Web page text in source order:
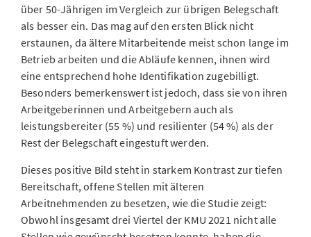
über 50-Jährigen im Vergleich zur übrigen Belegschaft
als besser ein. Das mag auf den ersten Blick nicht
erstaunen, da ältere Mitarbeitende meist schon lange im
Betrieb arbeiten und die Abläufe kennen, ihnen wird
eine entsprechend hohe Identifikation zugebilligt.
Besonders bemerkenswert ist jedoch, dass sie von ihren
Arbeitgeberinnen und Arbeitgebern auch als
leistungsbereiter (55 %) und resilienter (54 %) als der
Rest der Belegschaft eingestuft werden.
Dieses positive Bild steht in starkem Kontrast zur tiefen
Bereitschaft, offene Stellen mit älteren
Arbeitnehmenden zu besetzen, wie die Studie zeigt:
Obwohl insgesamt drei Viertel der KMU 2021 nicht alle